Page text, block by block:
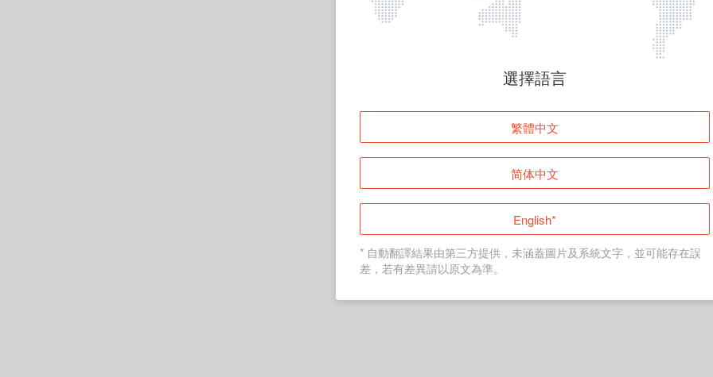
頁面無法顯示
登入
返回首頁
選擇語言
繁體中文
简体中文
English*
* 自動翻譯結果由第三方提供，未涵蓋圖片及系統文字，並可能存在誤
差，若有差異請以原文為準。